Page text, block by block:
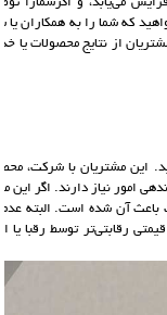
که شما را به همکاران
از نتایج محصولات یا
این مشتریان با شرکت،
امور نیاز دارند. اگر این
آن شده است. البته عدم
رقابتی‌تر توسط رقبا یا